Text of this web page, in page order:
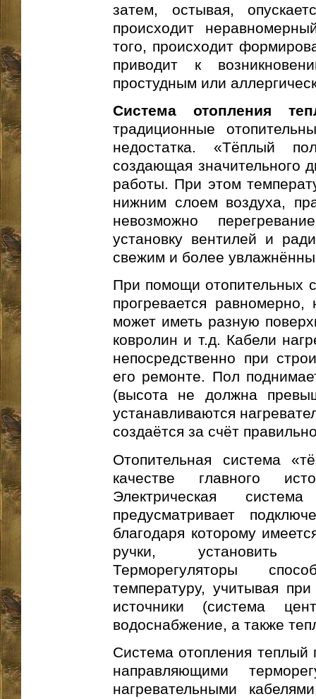
затем, остывая,
происходит
того, происходит
приводит к
простудным или
Система отопления
традиционные
недостатка. «Тёплый
создающая значительного
работы. При этом
нижним слоем воздуха,
невозможно
установку вентилей и
свежим и более
При помощи отопительных
прогревается
может иметь разную
ковролин и т.д. Кабели
непосредственно при
его ремонте. Пол
(высота не должна
устанавливаются
создаётся за счёт
Отопительная система
качестве главного
Электрическая
предусматривает
благодаря которому
ручки, установить
Терморегуляторы
температуру, учитывая
источники (система
водоснабжение, а также
Система отопления теплый
направляющими
нагревательными